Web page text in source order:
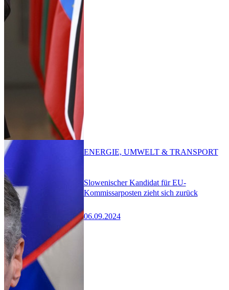
Slowenischer Kandidat für EU-
Kommissarposten zieht sich zurück
06.09.2024
ENERGIE, UMWELT & TRANSPORT